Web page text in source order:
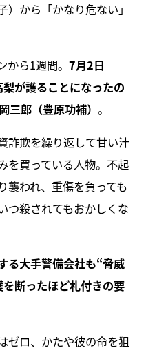
から「かなり危ない」
ら1週間。 7月2日
梨が護ることになったの
三郎（豊原功補） 。
詐欺を繰り返して甘い汁
を買っている人物。不起
襲われ、重傷を負っても
つ殺されてもおかしくな
る大手警備会社も“脅威
断ったほど札付きの要
ゼロ、かたや彼の命を狙